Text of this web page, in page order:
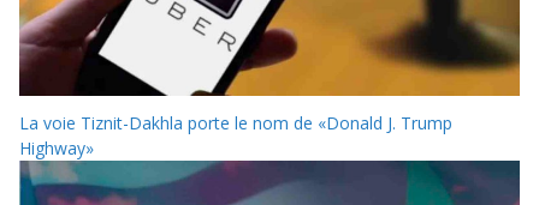
La voie Tiznit-Dakhla porte le nom de «Donald J. Trump
Highway»